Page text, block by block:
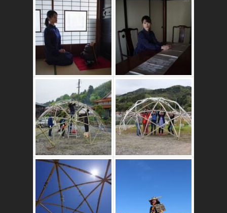
かたゑ庵築100年
の古民家
竹ドームのワーク
ショップ